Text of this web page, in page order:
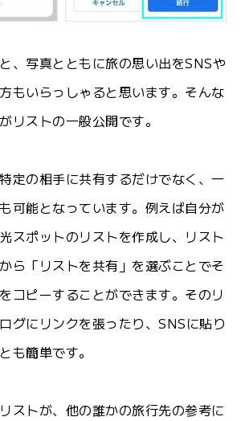
、写真とともに旅の思い出をSNSや
もいらっしゃると思います。そんな
リストの一般公開です。
定の相手に共有するだけでなく、一
可能となっています。例えば自分が
スポットのリストを作成し、リスト
ら「リストを共有」を選ぶことでそ
コピーすることができます。そのリ
グにリンクを張ったり、SNSに貼り
も簡単です。
ストが、他の誰かの旅行先の参考に